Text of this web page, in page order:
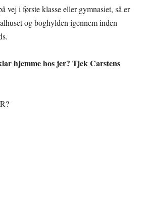
vej i første klasse eller gymnasiet, så er
og boghylden igennem inden
hjemme hos jer? Tjek Carstens